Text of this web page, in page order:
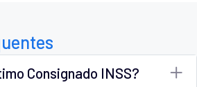
Consignado INSS?